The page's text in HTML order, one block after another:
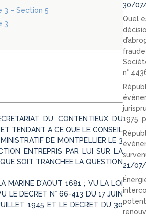
3 – Section 5
3
DU CONTENTIEUX DU
TENDANT A CE QUE LE CONSEIL
DE MONTPELLIER LE 3
ENTREPRIS PAR LUI SUR LA
SOIT TRANCHEE LA QUESTION
MARINE D’AOUT 1681 ; VU LA LOI
LE DECRET N° 66-413 DU 17 JUIN
1945 ET LE DECRET DU 30
30/
Quel
fraude
n°
1975,
21/